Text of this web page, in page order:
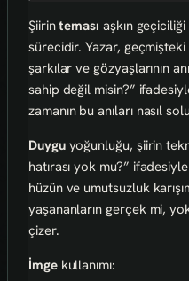
Şiirinteması aşkın
sürecidir. Yazar,
şarkılar ve gözyaşlarının
sahip değil misin?”
zamanın bu anıları nasıl
Duyguyoğunluğu, şiirin
hatırası yok mu?”
hüzün ve umutsuzluk
yaşananların gerçek mi,
çizer.
İmgekullanımı: